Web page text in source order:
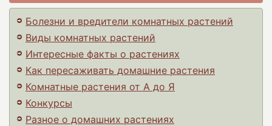
Болезни и вредители комнатных растений
Виды комнатных растений
Интересные факты о растениях
Как пересаживать домашние растения
Комнатные растения от А до Я
Конкурсы
Разное о домашних растениях